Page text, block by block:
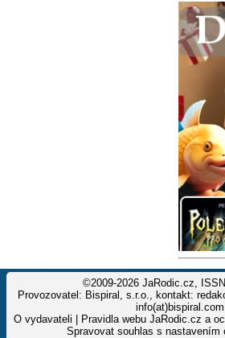
©2009-2026 JaRodic.cz,
Provozovatel: Bispiral, s.r.o., kontakt:
info(at)bispiral.com
O vydavateli
Pravidla webu JaRodic.cz a
Spravovat souhlas s nastavením